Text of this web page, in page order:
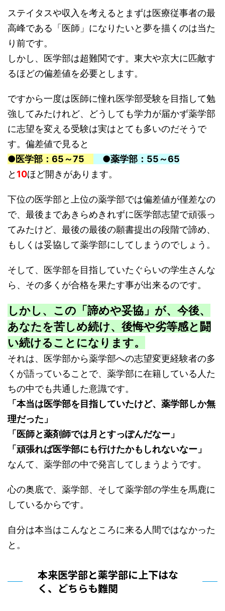
ステイタスや収入を考えるとまずは医療従事者の最
高峰である「医師」になりたいと夢を描くのは当た
り前です。
しかし、医学部は超難関です。東大や京大に匹敵す
るほどの偏差値を必要とします。
ですから一度は医師に憧れ医学部受験を目指して勉
強してみたけれど、どうしても学力が届かず薬学部
に志望を変える受験は実はとても多いのだそうで
す。偏差値で見ると
●医学部：65～75
●薬学部：55～65
と 10ほど開きがあります。
下位の医学部と上位の薬学部では偏差値が僅差なの
で、最後まであきらめきれずに医学部志望で頑張っ
てみたけど、最後の最後の願書提出の段階で諦め、
もしくは妥協して薬学部にしてしまうのでしょう。
そして、医学部を目指していたぐらいの学生さんな
ら、その多くが合格を果たす事が出来るのです。
しかし、この「諦めや妥協」が、今後、
あなたを苦しめ続け、後悔や劣等感と闘
い続けることになります。
それは、医学部から薬学部への志望変更経験者の多
くが語っていることで、薬学部に在籍している人た
ちの中でも共通した意識です。
「本当は医学部を目指していたけど、薬学部しか無
理だった」
「医師と薬剤師では月とすっぽんだなー」
「頑張れば医学部にも行けたかもしれないなー」
なんて、薬学部の中で発言してしまうようです。
心の奥底で、薬学部、そして薬学部の学生を馬鹿に
しているからです。
自分は本当はこんなところに来る人間ではなかった
と。
本来医学部と薬学部に上下はな
く、どちらも難関